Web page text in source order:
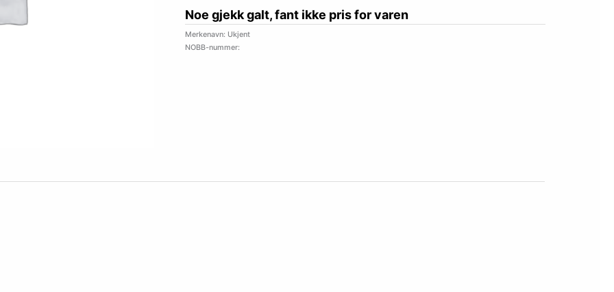
Noe gjekk galt, fant ikke pris for varen
Merkenavn: Ukjent
NOBB-nummer: